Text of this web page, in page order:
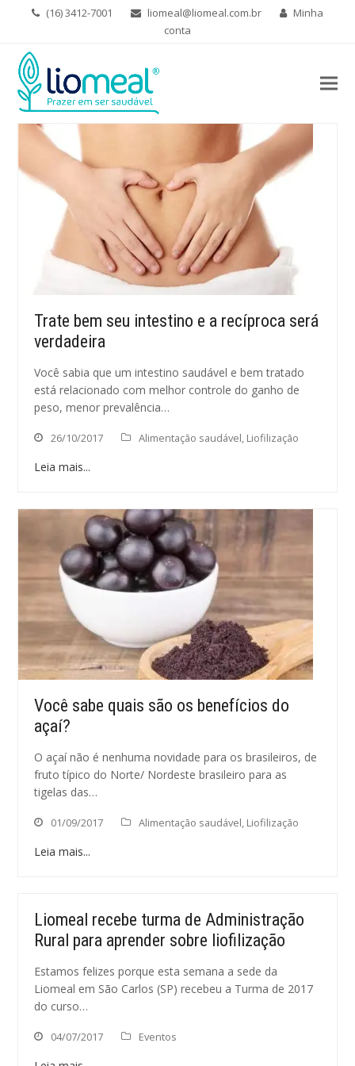
(16) 3412-7001 liomeal@liomeal.com.br
Minha
conta
Trate bem seu intestino e a recíproca será
verdadeira
Você sabia que um intestino saudável e bem tratado
está relacionado com melhor controle do ganho de
peso, menor prevalência…
26/10/2017 Alimentação saudável, Liofilização
Leia mais...
Você sabe quais são os benefícios do
açaí?
O açaí não é nenhuma novidade para os brasileiros, de
fruto típico do Norte/ Nordeste brasileiro para as
tigelas das…
01/09/2017 Alimentação saudável, Liofilização
Leia mais...
Liomeal recebe turma de Administração
Rural para aprender sobre liofilização
Estamos felizes porque esta semana a sede da
Liomeal em São Carlos (SP) recebeu a Turma de 2017
do curso…
04/07/2017 Eventos